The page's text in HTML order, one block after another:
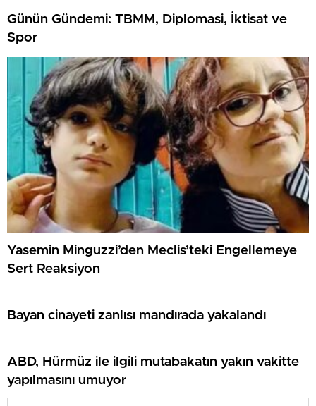
Günün Gündemi: TBMM, Diplomasi, İktisat ve
Spor
Yasemin Minguzzi’den Meclis’teki Engellemeye
Sert Reaksiyon
Bayan cinayeti zanlısı mandırada yakalandı
ABD, Hürmüz ile ilgili mutabakatın yakın vakitte
yapılmasını umuyor